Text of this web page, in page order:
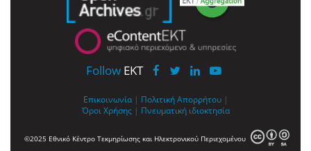
Follow EKT
Επικοινωνία | Πολιτική Απορρήτου |
Όροι Χρήσης | Πνευματική ιδιοκτησία
©2025 Εθνικό Κέντρο Τεκμηρίωσης και Ηλεκτρονικού Περιεχομένου